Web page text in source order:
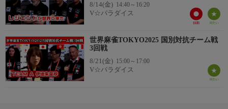
8/14(金) 14:40～16:20
V☆パラダイス
世界麻雀TOKYO2025 国別対抗チーム戦
3回戦
8/21(金) 15:00～17:00
V☆パラダイス